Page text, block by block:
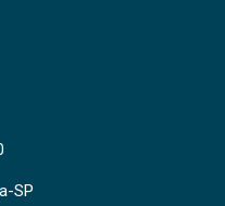
SP